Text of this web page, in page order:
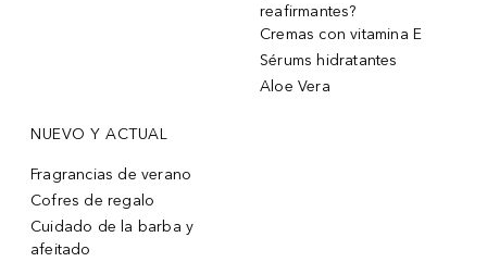
reafirmantes?
Cremas con vitamina E
Sérums hidratantes
Aloe Vera
NUEVO Y ACTUAL
Fragrancias de verano
Cofres de regalo
Cuidado de la barba y
afeitado